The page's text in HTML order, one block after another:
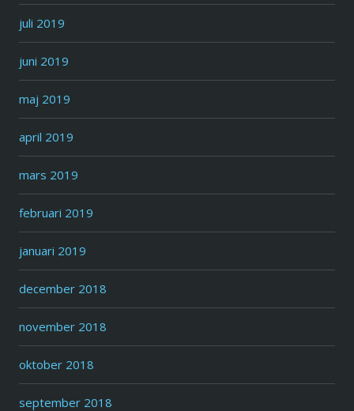
juli 2019
juni 2019
maj 2019
april 2019
mars 2019
februari 2019
januari 2019
december 2018
november 2018
oktober 2018
september 2018